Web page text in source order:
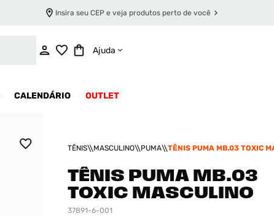
Insira seu CEP e veja produtos perto de você
Ajuda
CALENDÁRIO OUTLET
TÊNIS MASCULINO PUMA TÊNIS PUMA MB.03 TOXIC
TÊNIS PUMA MB.03
TOXIC MASCULINO
37891-6-001